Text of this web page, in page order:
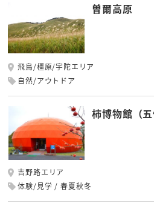
曽爾高原
飛鳥/橿原/宇陀エリア
自然/アウトドア
柿博物館（五
吉野路エリア
体験/見学
春夏秋冬